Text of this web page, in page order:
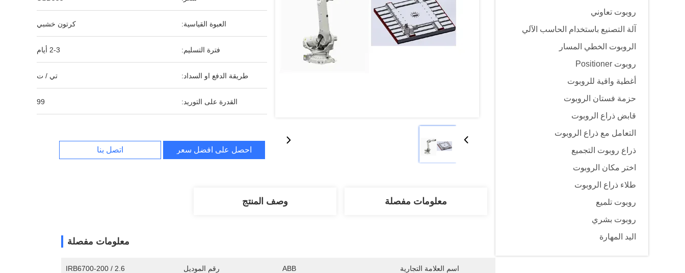
روبوت تعاوني
آلة التصنيع باستخدام الحاسب الآلي
الروبوت الخطي المسار
روبوت Positioner
أغطية واقية للروبوت
حزمة فستان الروبوت
قابض ذراع الروبوت
التعامل مع ذراع الروبوت
ذراع روبوت التجميع
اختر مكان الروبوت
طلاء ذراع الروبوت
روبوت تلميع
روبوت بشري
اليد المهارة
العبوة القياسية: كرتون خشبي
فترة التسليم: 2-3 أيام
طريقة الدفع او السداد: تي / ت
القدرة على التوريد: 99
احصل على افضل سعر اتصل بنا
معلومات مفصلة وصف المنتج
معلومات مفصلة
اسم العلامة التجارية ABB رقم الموديل IRB6700-200 / 2.6